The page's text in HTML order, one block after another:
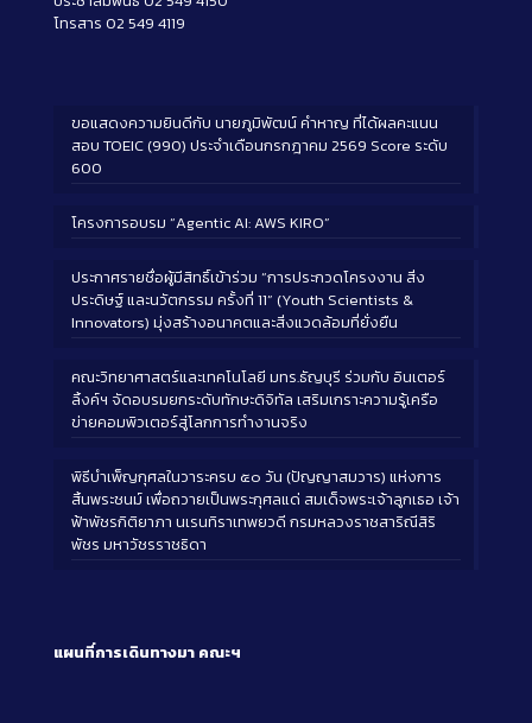
โทรสาร 02 549 4119
ขอแสดงความยินดีกับ นายภูมิพัฒน์ คำหาญ ที่ได้ผลคะแนน
สอบ TOEIC (990) ประจำเดือนกรกฎาคม 2569 Score ระดับ
600
โครงการอบรม “Agentic AI: AWS KIRO”
ประกาศรายชื่อผู้มีสิทธิ์เข้าร่วม “การประกวดโครงงาน สิ่ง
ประดิษฐ์ และนวัตกรรม ครั้งที่ 11” (Youth Scientists &
Innovators) มุ่งสร้างอนาคตและสิ่งแวดล้อมที่ยั่งยืน
คณะวิทยาศาสตร์และเทคโนโลยี มทร.ธัญบุรี ร่วมกับ อินเตอร์
ลิ้งค์ฯ จัดอบรมยกระดับทักษะดิจิทัล เสริมเกราะความรู้เครือ
ข่ายคอมพิวเตอร์สู่โลกการทำงานจริง
พิธีบำเพ็ญกุศลในวาระครบ ๕๐ วัน (ปัญญาสมวาร) แห่งการ
สิ้นพระชนม์ เพื่อถวายเป็นพระกุศลแด่ สมเด็จพระเจ้าลูกเธอ เจ้า
ฟ้าพัชรกิติยาภา นเรนทิราเทพยวดี กรมหลวงราชสาริณีสิริ
พัชร มหาวัชรราชธิดา
แผนที่การเดินทางมา คณะฯ